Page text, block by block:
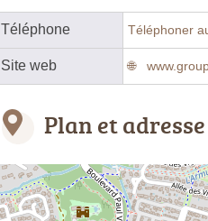
Téléphone Téléphoner
Site web
Plan et adresse